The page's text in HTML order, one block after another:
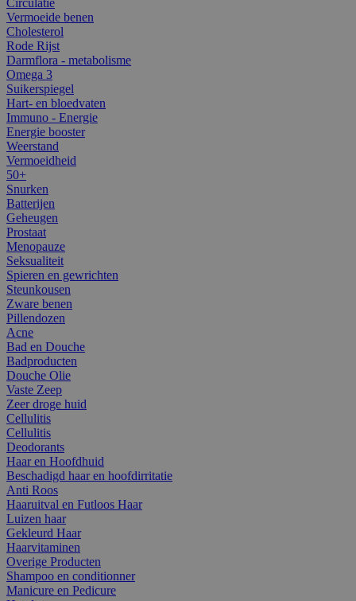
Vermoeide benen
Cholesterol
Rode Rijst
Darmflora - metabolisme
Omega 3
Suikerspiegel
Hart- en bloedvaten
Immuno - Energie
Energie booster
Weerstand
Vermoeidheid
50+
Snurken
Batterijen
Geheugen
Prostaat
Menopauze
Seksualiteit
Spieren en gewrichten
Steunkousen
Zware benen
Pillendozen
Acne
Bad en Douche
Badproducten
Douche Olie
Vaste Zeep
Zeer droge huid
Cellulitis
Cellulitis
Deodorants
Haar en Hoofdhuid
Beschadigd haar en hoofdirritatie
Anti Roos
Haaruitval en Futloos Haar
Luizen haar
Gekleurd Haar
Haarvitaminen
Overige Producten
Shampoo en conditionner
Manicure en Pedicure